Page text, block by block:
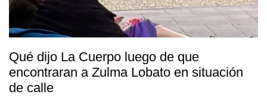
Qué dijo La Cuerpo luego de que
encontraran a Zulma Lobato en situación
de calle